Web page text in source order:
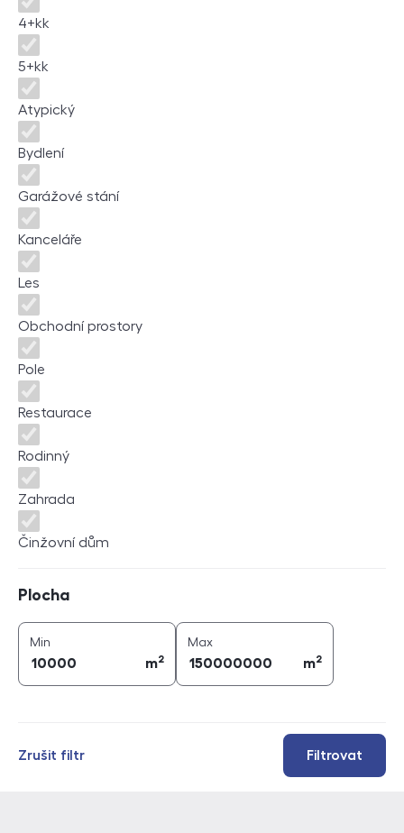
4+kk
5+kk
Atypický
Bydlení
Garážové stání
Kanceláře
Les
Obchodní prostory
Pole
Restaurace
Rodinný
Zahrada
Činžovní dům
Plocha
Min
m2
Maxplocha (
m2
Filtrovat
Zrušit filtr